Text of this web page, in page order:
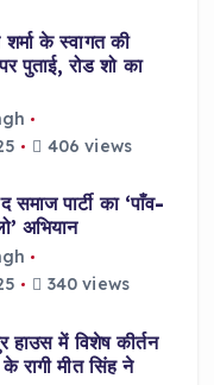
के स्वागत की
पुताई, रोड शो का
406 views
पार्टी का ‘पाँव-
अभियान
340 views
में विशेष कीर्तन
रागी मीत सिंह ने